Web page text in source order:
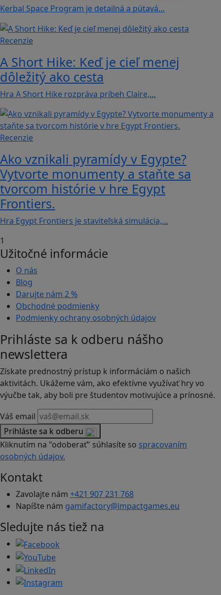
Kerbal Space Program je detailná a pútavá…
Recenzie
A Short Hike: Keď je cieľ menej
dôležitý ako cesta
Hra A Short Hike rozpráva príbeh Claire,…
Recenzie
Ako vznikali pyramídy v Egypte?
Vytvorte monumenty a staňte sa
tvorcom histórie v hre Egypt
Frontiers.
Hra Egypt Frontiers je staviteľská simulácia,…
1
Užitočné informácie
O nás
Blog
Darujte nám 2 %
Obchodné podmienky
Podmienky ochrany osobných údajov
Prihláste sa k odberu nášho
newslettera
Získate prednostný prístup k informáciám o našich
aktivitách. Ukážeme vám, ako efektívne využívať hry vo
výučbe tak, aby boli pre študentov motivujúce a prínosné.
Váš email
Prihláste sa k odberu
Kliknutím na "odoberať" súhlasíte so spracovaním
osobných údajov.
Kontakt
Zavolajte nám +421 907 231 768
Napíšte nám gamifactory@impactgames.eu
Sledujte nás tiež na